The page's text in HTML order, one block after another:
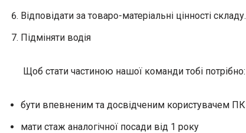
Відповідати за товаро-матеріальні цінності складу.
Підміняти водія
Щоб стати частиною нашої команди тобі потрібно:
бути впевненим та досвідченим користувачем ПК
мати стаж аналогічної посади від 1 року